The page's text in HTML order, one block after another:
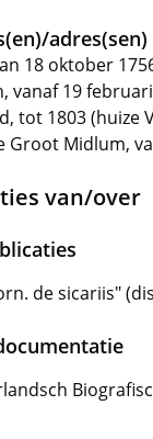
adres(sen)
18 oktober
vanaf 19
tot 1803 (huize
Groot Midlum,
van/over
de sicariis"